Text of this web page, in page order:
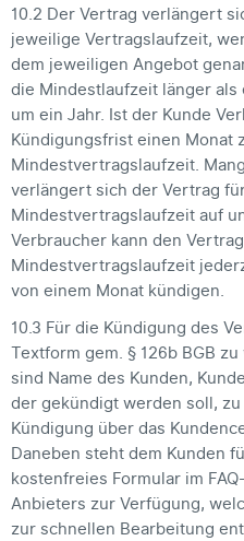
10.2 Der Vertrag verlängert
jeweilige Vertragslaufzeit,
dem jeweiligen Angebot
die Mindestlaufzeit länger
um ein Jahr. Ist der Kunde
Kündigungsfrist einen Monat
Mindestvertragslaufzeit.
verlängert sich der Vertrag
Mindestvertragslaufzeit auf
Verbraucher kann den
Mindestvertragslaufzeit
von einem Monat kündigen.
10.3 Für die Kündigung des
Textform gem. § 126b BGB
sind Name des Kunden,
der gekündigt werden soll,
Kündigung über das
Daneben steht dem Kunden
kostenfreies Formular im
Anbieters zur Verfügung,
zur schnellen Bearbeitung